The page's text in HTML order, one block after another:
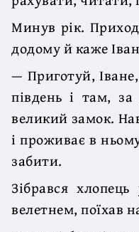
Минув рік.
додому й каже
— Приготуй,
південь і там,
великий замок.
і проживає в
забити.
Зібрався
велетнем, поїхав